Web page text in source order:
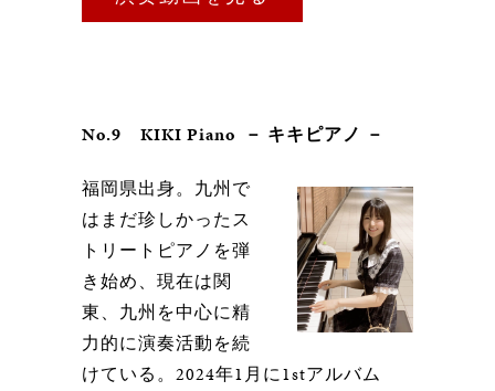
No.9 KIKI Piano － キキピアノ －
福岡県出身。九州で
はまだ珍しかったス
トリートピアノを弾
き始め、現在は関
東、九州を中心に精
力的に演奏活動を続
けている。2024年1月に1stアルバム